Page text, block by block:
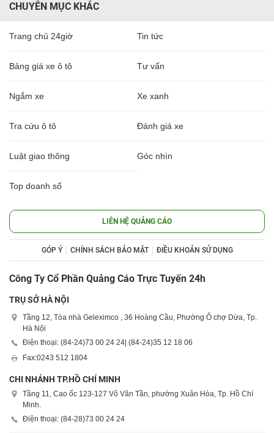
CHUYÊN MỤC KHÁC
Trang chủ 24giờ Tin tức
Bảng giá xe ô tô Tư vấn
Ngắm xe Xe xanh
Tra cứu ô tô Đánh giá xe
Luật giao thông Góc nhìn
Top doanh số
LIÊN HỆ QUẢNG CÁO
GÓP Ý CHÍNH SÁCH BẢO MẬT ĐIỀU KHOẢN SỬ DỤNG
Công Ty Cổ Phần Quảng Cáo Trực Tuyến 24h
TRỤ SỞ HÀ NỘI
Tầng 12, Tòa nhà Geleximco , 36 Hoàng Cầu, Phường Ô chợ Dừa, Tp.
Hà Nội
Điện thoại: (84-24)73 00 24 24 | (84-24)35 12 18 06
Fax:0243 512 1804
CHI NHÁNH TP.HỒ CHÍ MINH
Tầng 11, Cao ốc 123-127 Võ Văn Tần, phường Xuân Hòa, Tp. Hồ Chí
Minh.
Điện thoại: (84-28)73 00 24 24